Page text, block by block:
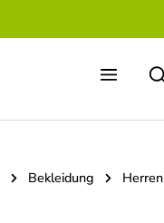
Bekleidung Herren